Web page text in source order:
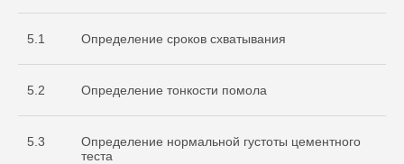
5.1 Определение сроков схватывания
5.2 Определение тонкости помола
5.3
Определение нормальной густоты цементного
теста
Разрешительная
документация